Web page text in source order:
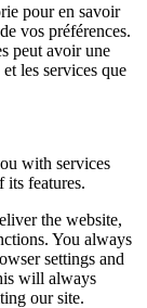
pour en savoir
vos préférences.
peut avoir une
les services que
with services
its features.
the website,
You always
settings and
will always
our site.